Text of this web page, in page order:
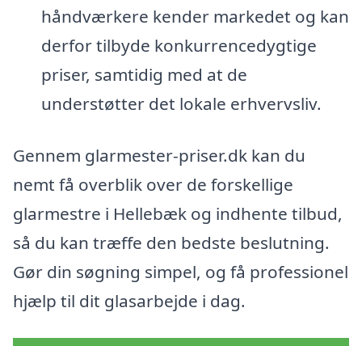
håndværkere kender markedet og kan
derfor tilbyde konkurrencedygtige
priser, samtidig med at de
understøtter det lokale erhvervsliv.
Gennem glarmester-priser.dk kan du
nemt få overblik over de forskellige
glarmestre i Hellebæk og indhente tilbud,
så du kan træffe den bedste beslutning.
Gør din søgning simpel, og få professionel
hjælp til dit glasarbejde i dag.